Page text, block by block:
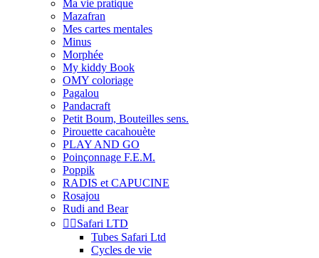
Ma vie pratique
Mazafran
Mes cartes mentales
Minus
Morphée
My kiddy Book
OMY coloriage
Pagalou
Pandacraft
Petit Boum, Bouteilles sens.
Pirouette cacahouète
PLAY AND GO
Poinçonnage F.E.M.
Poppik
RADIS et CAPUCINE
Rosajou
Rudi and Bear
 Safari LTD
Tubes Safari Ltd
Cycles de vie